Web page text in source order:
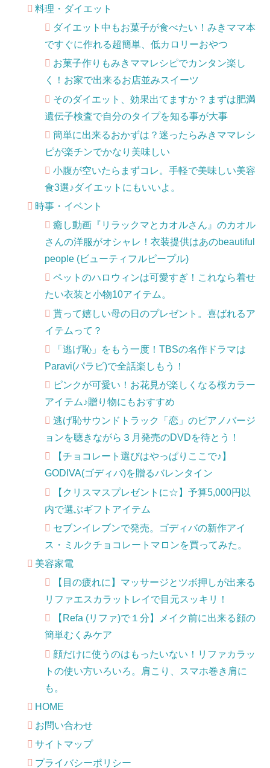
料理・ダイエット
ダイエット中もお菓子が食べたい！みきママ本
ですぐに作れる超簡単、低カロリーおやつ
お菓子作りもみきママレシピでカンタン楽し
く！お家で出来るお店並みスイーツ
そのダイエット、効果出てますか？まずは肥満
遺伝子検査で自分のタイプを知る事が大事
簡単に出来るおかずは？迷ったらみきママレシ
ピが楽チンでかなり美味しい
小腹が空いたらまずコレ。手軽で美味しい美容
食3選♪ダイエットにもいいよ。
時事・イベント
癒し動画『リラックマとカオルさん』のカオル
さんの洋服がオシャレ！衣装提供はあのbeautiful
people (ビューティフルピープル)
ペットのハロウィンは可愛すぎ！これなら着せ
たい衣装と小物10アイテム。
貰って嬉しい母の日のプレゼント。喜ばれるア
イテムって？
「逃げ恥」をもう一度！TBSの名作ドラマは
Paravi(パラビ)で全話楽しもう！
ピンクが可愛い！お花見が楽しくなる桜カラー
アイテム♪贈り物にもおすすめ
逃げ恥サウンドトラック「恋」のピアノバージ
ョンを聴きながら３月発売のDVDを待とう！
【チョコレート選びはやっぱりここで♪】
GODIVA(ゴディバ)を贈るバレンタイン
【クリスマスプレゼントに☆】予算5,000円以
内で選ぶギフトアイテム
セブンイレブンで発売。ゴディバの新作アイ
ス・ミルクチョコレートマロンを買ってみた。
美容家電
【目の疲れに】マッサージとツボ押しが出来る
リファエスカラットレイで目元スッキリ！
【Refa (リファ)で１分】メイク前に出来る顔の
簡単むくみケア
顔だけに使うのはもったいない！リファカラッ
トの使い方いろいろ。肩こり、スマホ巻き肩に
も。
HOME
お問い合わせ
サイトマップ
プライバシーポリシー